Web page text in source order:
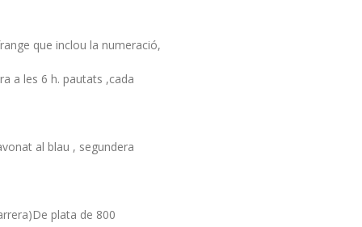
que inclou la numeració,
a les 6 h. pautats ,cada
al blau , segundera
plata de 800